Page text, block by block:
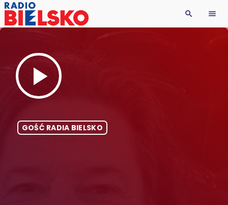
search menu
play_arrow
GOŚĆ RADIA BIELSKO